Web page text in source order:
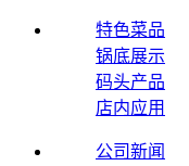
特色菜品
锅底展示
码头产品
店内应用
公司新闻